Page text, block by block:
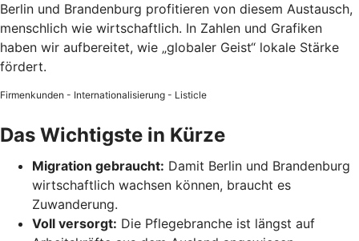
Berlin und Brandenburg profitieren von diesem Austausch,
menschlich wie wirtschaftlich. In Zahlen und Grafiken
haben wir aufbereitet, wie „globaler Geist“ lokale Stärke
fördert.
Firmenkunden - Internationalisierung - Listicle
Das Wichtigste in Kürze
Migration gebraucht: Damit Berlin und Brandenburg
wirtschaftlich wachsen können, braucht es
Zuwanderung.
Voll versorgt: Die Pflegebranche ist längst auf